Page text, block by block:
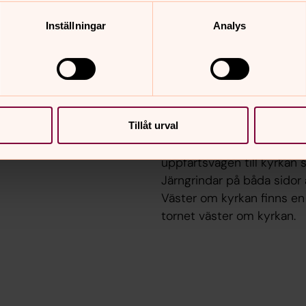
Inställningar Analys
Tillåt urval
detta päron ligger
I södra delen av Västra
församlingskyrkan med
Hunneberg och är
Västra
På Tunhemsslätten
Västra Tunhems kyrka
uppfartsvägen till kyrkan
Järngrindar på båda
Väster om kyrkan finns
tornet väster om kyrkan.